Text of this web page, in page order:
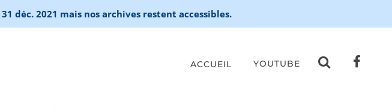
déc. 2021 mais nos archives restent accessibles.
ACCUEIL YOUTUBE